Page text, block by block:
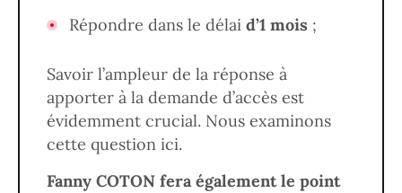
Répondre dans le délai d’1 mois ;
Savoir l’ampleur de la réponse à
apporter à la demande d’accès est
évidemment crucial. Nous examinons
cette question ici.
Fanny COTON fera également le point